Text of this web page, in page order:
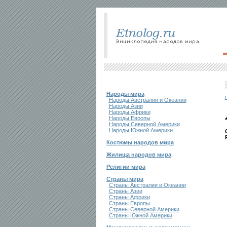
Народы мира
Народы Австралии и Океании
Народы Азии
Народы Африки
Народы Европы
Народы Северной Америки
Народы Южной Америки
Костюмы народов мира
Жилища народов мира
Религии мира
Страны мира
Страны Австралии и Океании
Страны Азии
Страны Африки
Страны Европы
Страны Северной Америки
Страны Южной Америки